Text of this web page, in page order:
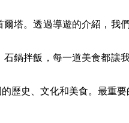
塔。透過導遊的介紹，
鍋拌飯，每一道美食都
史、文化和美食。最重